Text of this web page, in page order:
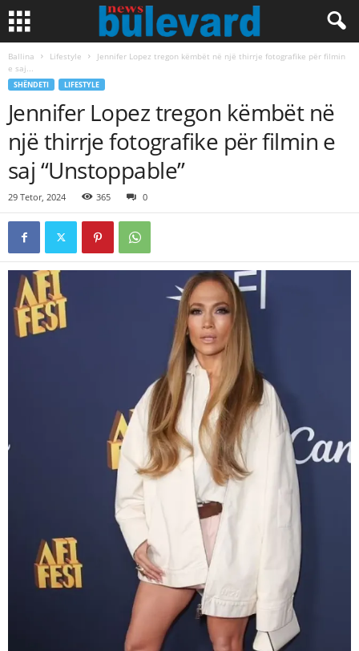
Ballina Lifestyle
Jennifer Lopez tregon këmbët në një thirrje fotografike për filmin
e saj...
SHËNDETI LIFESTYLE
Jennifer Lopez tregon këmbët në
një thirrje fotografike për filmin e
saj “Unstoppable”
29 Tetor, 2024 365 0